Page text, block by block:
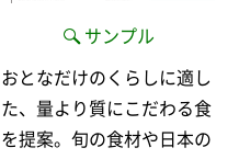
サンプル
おとなだけのくらしに適し
た、量より質にこだわる食
を提案。旬の食材や日本の